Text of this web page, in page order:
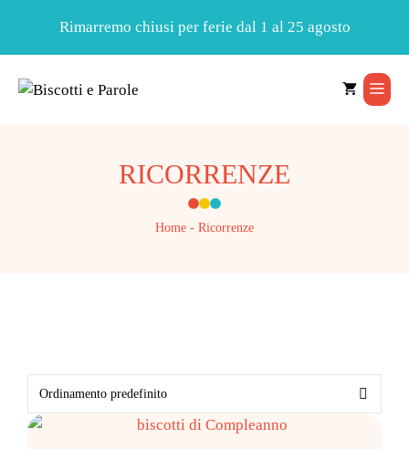
Rimarremo chiusi per ferie dal 1 al 25 agosto
RICORRENZE
Home - Ricorrenze